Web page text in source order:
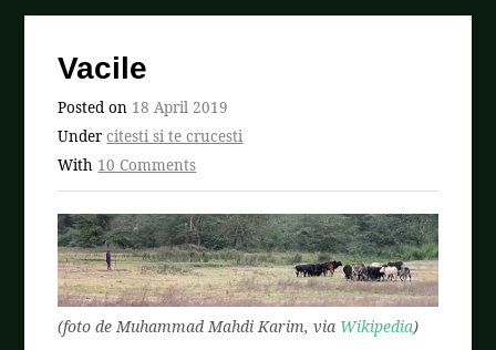
Vacile
Posted on 18 April 2019
Undercitesti si te crucesti
With 10 Comments
(foto de Muhammad Mahdi Karim, via Wikipedia)